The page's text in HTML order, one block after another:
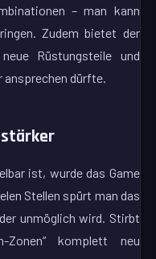
– man kann
Zudem bietet der
Rüstungsteile und
dürfte.
stärker
ist, wurde das Game
Stellen spürt man das
unmöglich wird. Stirbt
Zonen“ komplett neu